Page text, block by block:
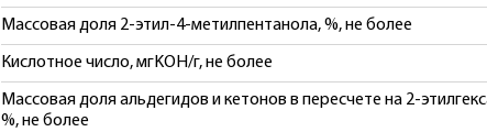
Массовая доля 2-этил-4-метилпентанола, %, не более
Кислотное число, мгKOH/г, не более
Массовая доля альдегидов и кетонов в пересчете на 2-
%, не более